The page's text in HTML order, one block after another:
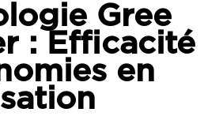
Gree
: Efficacité
en